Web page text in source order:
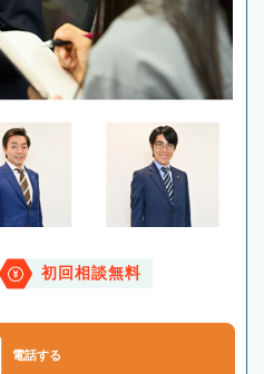
初回相談無料
電話する